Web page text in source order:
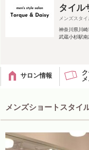
タイル
メンズスタ
神奈川県川
武蔵小杉駅
サロン情報
メンズショートスタイ